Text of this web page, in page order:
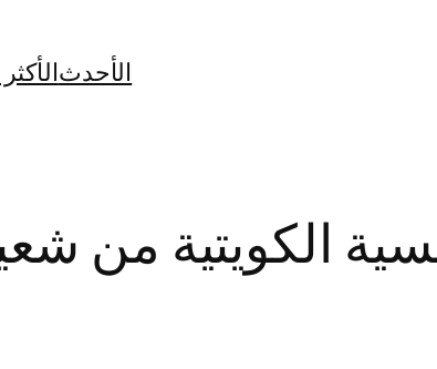
الأحدث
الكويتية من